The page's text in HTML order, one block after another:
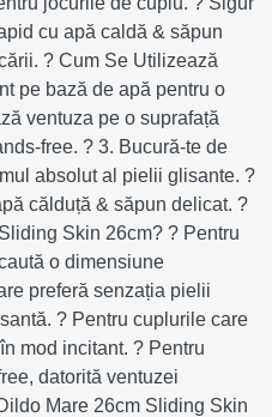
cu apă caldă & săpun
? Cum Se Utilizează
pe bază de apă pentru o
ventuza pe o suprafață
free. ? 3. Bucură-te de
absolut al pielii glisante. ?
călduță & săpun delicat. ?
Skin 26cm? ? Pentru
o dimensiune
preferă senzația pielii
? Pentru cuplurile care
mod incitant. ? Pentru
datorită ventuzei
Mare 26cm Sliding Skin